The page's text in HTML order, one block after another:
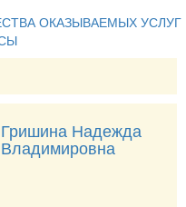
ОКАЗЫВАЕМЫХ УСЛУГ
Гришина Надежда
Владимировна